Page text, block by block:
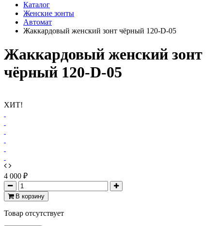
Каталог
Женские зонты
Автомат
Жаккардовый женский зонт чёрный 120-D-05
Жаккардовый женский зонт
чёрный 120-D-05
ХИТ!
4 000 ₽
В корзину
Товар отсутствует